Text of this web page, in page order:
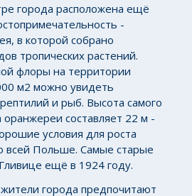
города расположена ещё
-
в которой собрано
тропических растений.
флоры на территории
м2 можно увидеть
и рыб. Высота самого
оранжереи составляет 22 м -
условия для роста
всей Польше. Самые старые
ещё в 1924 году.
города предпочитают